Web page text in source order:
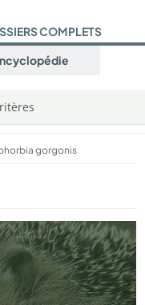
COMPLETS
gorgonis